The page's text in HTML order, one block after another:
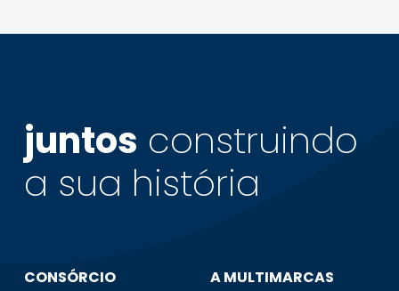
juntos construindo
a sua história
CONSÓRCIO A MULTIMARCAS